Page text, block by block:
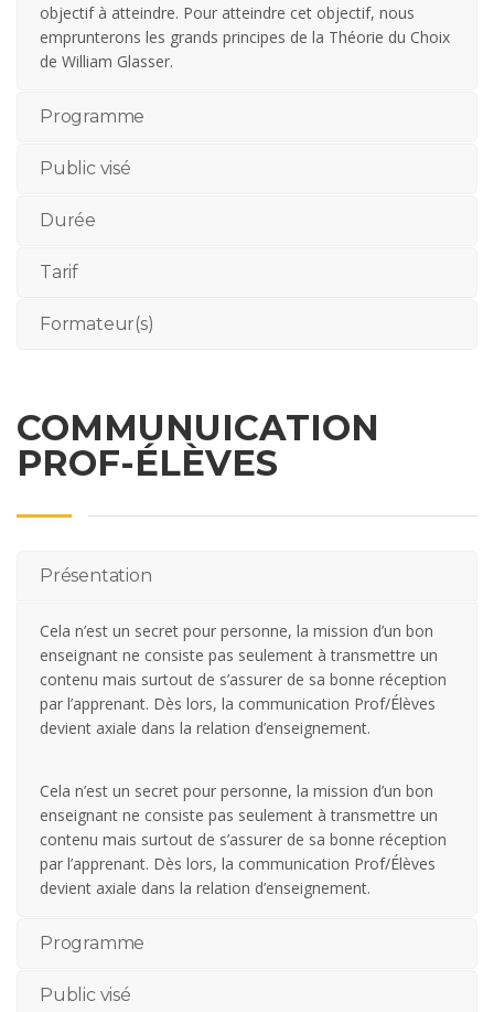
objectif à atteindre. Pour atteindre cet objectif, nous
emprunterons les grands principes de la Théorie du Choix
de William Glasser.
Programme
Public visé
Durée
Tarif
Formateur(s)
COMMUNUICATION
PROF-ÉLÈVES
Présentation
Cela n’est un secret pour personne, la mission d’un bon
enseignant ne consiste pas seulement à transmettre un
contenu mais surtout de s’assurer de sa bonne réception
par l’apprenant. Dès lors, la communication Prof/Élèves
devient axiale dans la relation d’enseignement.
Cela n’est un secret pour personne, la mission d’un bon
enseignant ne consiste pas seulement à transmettre un
contenu mais surtout de s’assurer de sa bonne réception
par l’apprenant. Dès lors, la communication Prof/Élèves
devient axiale dans la relation d’enseignement.
Programme
Public visé